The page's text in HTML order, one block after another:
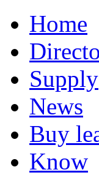
Home
Supply
News
Buy
Know